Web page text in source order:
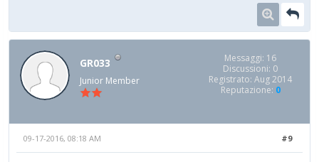
GR033
Junior Member
Messaggi: 16
Discussioni: 0
Registrato: Aug 2014
Reputazione: 0
#9
09-17-2016, 08:18 AM